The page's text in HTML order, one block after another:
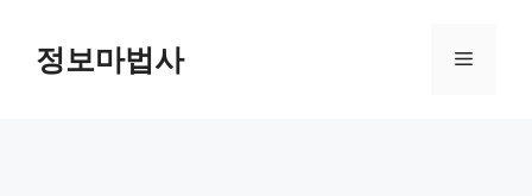
정보마법사 메